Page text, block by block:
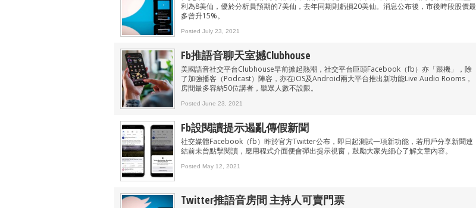
利為8美仙，優於分析員預期的7美仙，去年同期則虧損20美仙。消息公布後，市後時段股價最
多曾升15%。
Posted July 23, 2021
Fb推語音聊天室撼Clubhouse
美國語音社交平台Clubhouse早前掀起熱潮，社交平台巨頭Facebook（fb）亦「跟機」，除
了加強播客（Podcast）陣容，亦在iOS及Android兩大平台推出新功能Live Audio Rooms，
房間最多容納50位講者，聽眾人數不設限。
Posted June 23, 2021
Fb設閱讀提示遏亂傳假新聞
社交媒體Facebook（fb）昨於官方Twitter公布，即日起測試一項新功能，若用戶分享新聞連
結前未曾點擊閱讀，應用程式介面便會彈出提示視窗，鼓勵大家先細心了解文章內容。
Posted May 12, 2021
Twitter推語音房間 主持人可賣門票